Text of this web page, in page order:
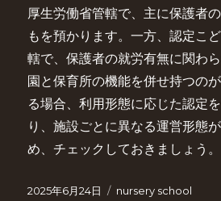
厚生労働省管轄で、主に保護者
もを預かります。一方、認定こ
轄で、保護者の就労有無に関わ
園と保育所の機能を併せ持つの
る場合、利用形態に応じた認定
り、施設ごとに異なる運営形態
め、チェックしておきましょう。
投
2025年6月24日
カ
nursery school